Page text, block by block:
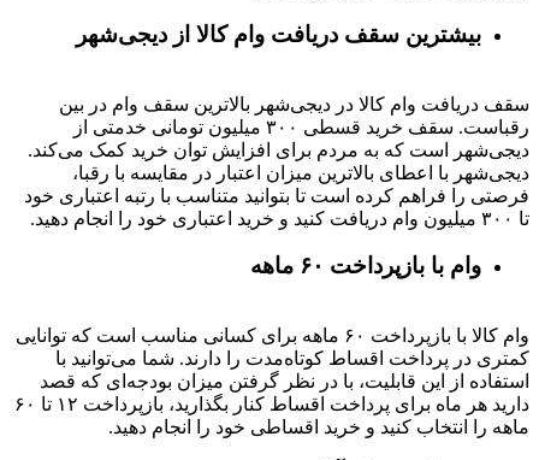
بیشترین سقف دریافت وام کالا از دیجی‌شهر
سقف دریافت وام کالا در دیجی‌شهر بالاترین سقف وام در بین
رقباست. سقف خرید قسطی ۳۰۰ میلیون تومانی خدمتی از
دیجی‌شهر است که به مردم برای افزایش توان خرید کمک می‌کند.
دیجی‌شهر با اعطای بالاترین میزان اعتبار در مقایسه با رقبا،
فرصتی را فراهم کرده است تا بتوانید متناسب با رتبه اعتباری خود
تا ۳۰۰ میلیون وام دریافت کنید و خرید اعتباری خود را انجام دهید.
وام با بازپرداخت ۶۰ ماهه
وام کالا با بازپرداخت ۶۰ ماهه برای کسانی مناسب است که توانایی
کمتری در پرداخت اقساط کوتاه‌مدت را دارند. شما می‌توانید با
استفاده از این قابلیت، با در نظر گرفتن میزان بودجه‌ای که قصد
دارید هر ماه برای پرداخت اقساط کنار بگذارید، بازپرداخت ۱۲ تا ۶۰
ماهه را انتخاب کنید و خرید اقساطی خود را انجام دهید.